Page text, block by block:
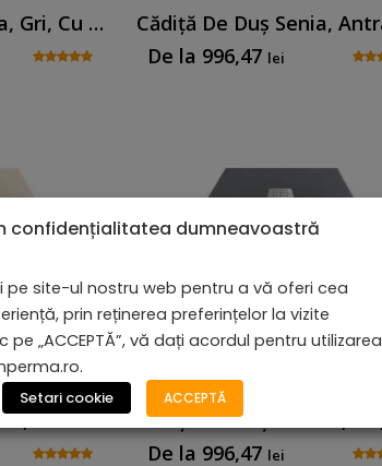
Cădiță De Duș Senia, Gri, Cu Sifon Inclus
De la 996,47 lei
Cădiță De Duș Serena, Crem, Cu Sifon Inclus
De la 996,47 lei
confidențialitatea dumneavoastră
pe site-ul nostru web pentru a vă oferi cea
prin reținerea preferințelor la vizite
„ACCEPTĂ”, vă dați acordul pentru utilizarea
Setari cookie ACCEPTĂ